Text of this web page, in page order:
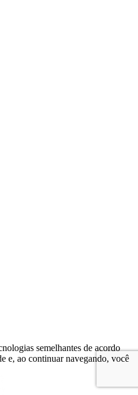
semelhantes de acordo
e, ao continuar navegando, você